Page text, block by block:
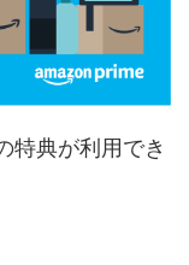
特典が利用でき